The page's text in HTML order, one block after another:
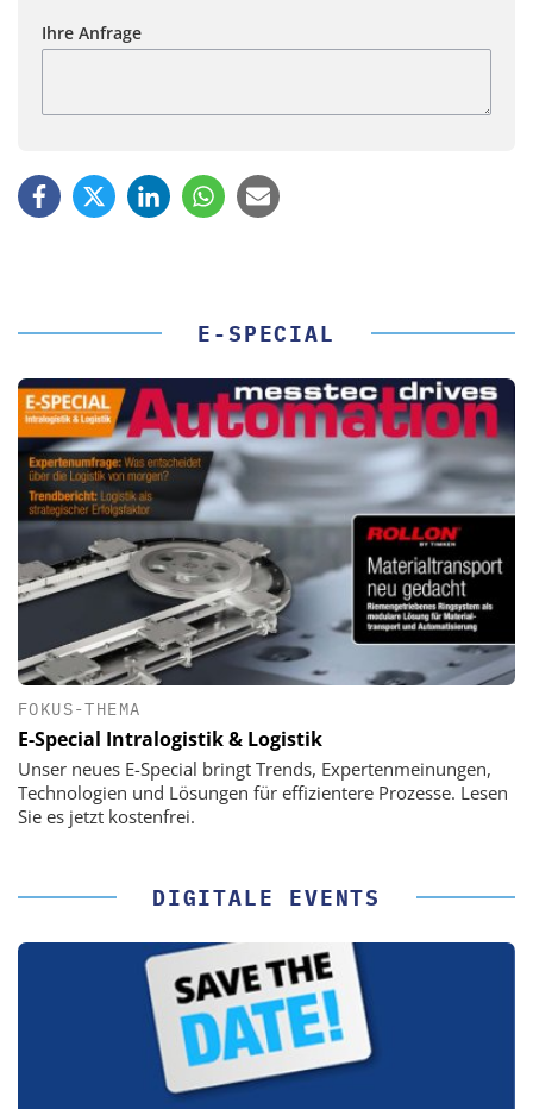
Ihre Anfrage
E-SPECIAL
FOKUS-THEMA
E-Special Intralogistik & Logistik
Unser neues E-Special bringt Trends, Expertenmeinungen,
Technologien und Lösungen für effizientere Prozesse. Lesen
Sie es jetzt kostenfrei.
DIGITALE EVENTS